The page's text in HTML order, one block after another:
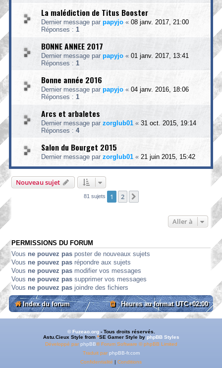
La malédiction de Titus Booster
Dernier message par papyjo « 08 janv. 2017, 21:00
Réponses : 1
BONNE ANNEE 2017
Dernier message par papyjo « 01 janv. 2017, 13:41
Réponses : 1
Bonne année 2016
Dernier message par papyjo « 04 janv. 2016, 18:06
Réponses : 1
Arcs et arbaletes
Dernier message par zorglub01 « 31 oct. 2015, 19:14
Réponses : 4
Salon du Bourget 2015
Dernier message par zorglub01 « 21 juin 2015, 15:42
Nouveau sujet
81 sujets 1 2
Aller à
PERMISSIONS DU FORUM
Vous ne pouvez pas poster de nouveaux sujets
Vous ne pouvez pas répondre aux sujets
Vous ne pouvez pas modifier vos messages
Vous ne pouvez pas supprimer vos messages
Vous ne pouvez pas joindre des fichiers
Index du forum Heures au formatUTC+02:00
© Fuzeao.org- Tous droits réservés.
Astu.Cieux Style from *SE Gamer Style by phpBB Styles
Développé parphpBB® Forum Software © phpBB Limited
Traduit parphpBB-fr.com
Confidentialité | Conditions